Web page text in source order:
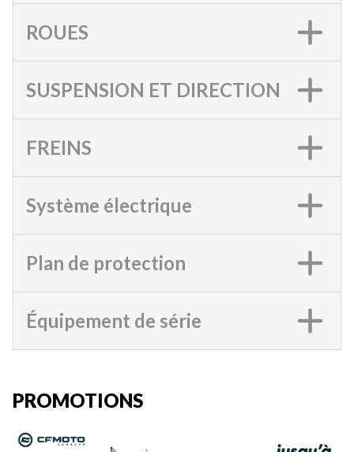
ROUES
SUSPENSION ET DIRECTION
FREINS
Système électrique
Plan de protection
Équipement de série
PROMOTIONS